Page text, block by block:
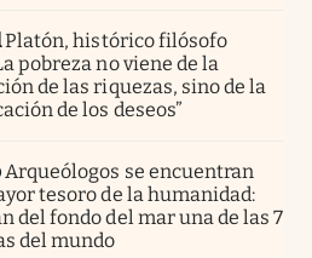
Platón, histórico filósofo
pobreza no viene de la
de las riquezas, sino de la
de los deseos”
Arqueólogos se encuentran
tesoro de la humanidad:
del fondo del mar una de las 7
del mundo